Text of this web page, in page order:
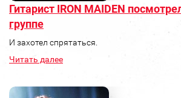
Гитарист IRON MAIDEN
группе
И захотел спрятаться.
Читать далее